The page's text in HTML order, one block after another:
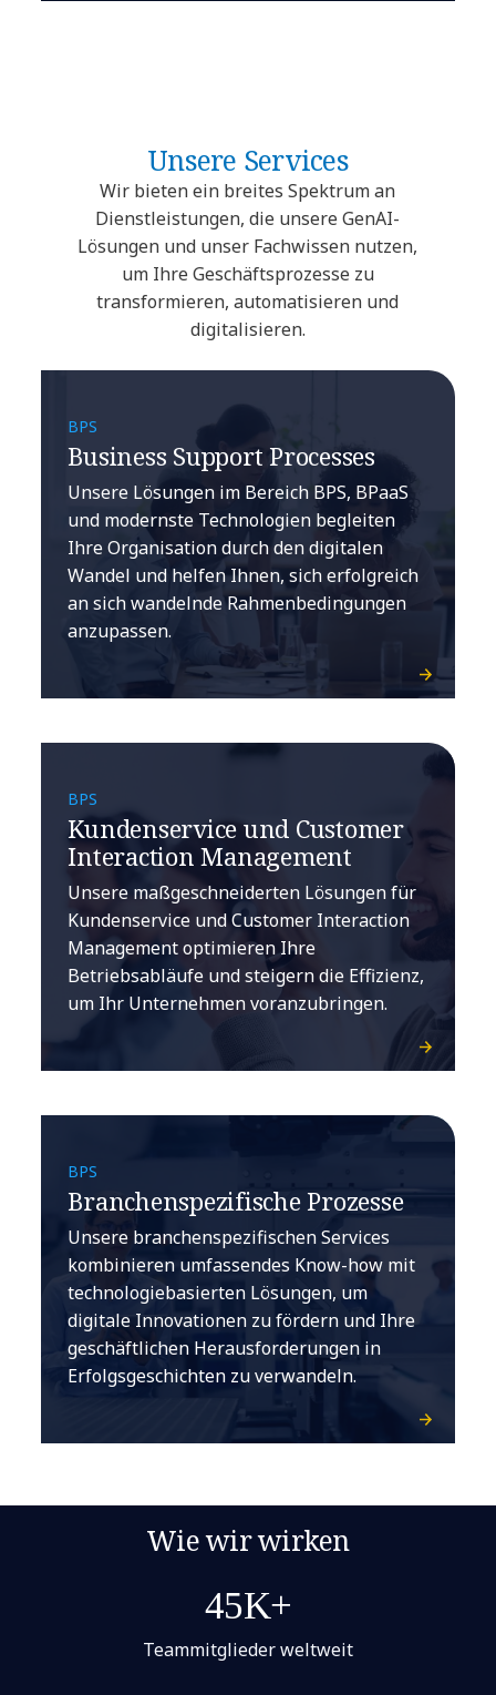
Unsere Services
Wir bieten ein breites Spektrum an
Dienstleistungen, die unsere GenAI-
Lösungen und unser Fachwissen nutzen,
um Ihre Geschäftsprozesse zu
transformieren, automatisieren und
digitalisieren.
BPS
Business Support Processes
Unsere Lösungen im Bereich BPS, BPaaS
und modernste Technologien begleiten
Ihre Organisation durch den digitalen
Wandel und helfen Ihnen, sich erfolgreich
an sich wandelnde Rahmenbedingungen
anzupassen.
BPS
Kundenservice und Customer
Interaction Management
Unsere maßgeschneiderten Lösungen für
Kundenservice und Customer Interaction
Management optimieren Ihre
Betriebsabläufe und steigern die Effizienz,
um Ihr Unternehmen voranzubringen.
BPS
Branchenspezifische Prozesse
Unsere branchenspezifischen Services
kombinieren umfassendes Know-how mit
technologiebasierten Lösungen, um
digitale Innovationen zu fördern und Ihre
geschäftlichen Herausforderungen in
Erfolgsgeschichten zu verwandeln.
Wie wir wirken
45K+
Teammitglieder weltweit